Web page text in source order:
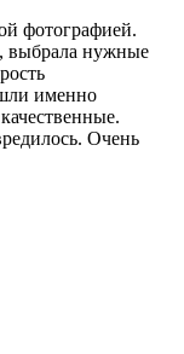
фотографией.
выбрала нужные
именно
Очень